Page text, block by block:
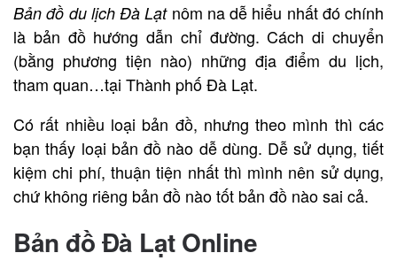
Bản đồ du lịch Đà Lạt nôm na dễ hiểu nhất đó chính
là bản đồ hướng dẫn chỉ đường. Cách di chuyển
(bằng phương tiện nào) những địa điểm du lịch,
tham quan…tại Thành phố Đà Lạt.
Có rất nhiều loại bản đồ, nhưng theo mình thì các
bạn thấy loại bản đồ nào dễ dùng. Dễ sử dụng, tiết
kiệm chi phí, thuận tiện nhất thì mình nên sử dụng,
chứ không riêng bản đồ nào tốt bản đồ nào sai cả.
Bản đồ Đà Lạt Online